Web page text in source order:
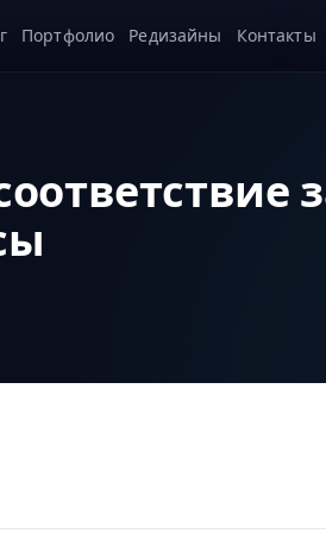
Портфолио Редизайны Контакты